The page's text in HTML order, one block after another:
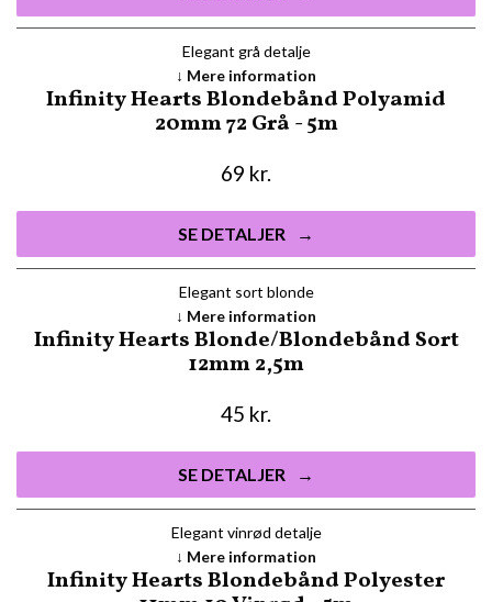
Elegant grå detalje
Infinity Hearts Blondebånd Polyamid
20mm 72 Grå - 5m
69 kr.
SE DETALJER
Mere information
Elegant sort blonde
Infinity Hearts Blonde/Blondebånd Sort
12mm 2,5m
45 kr.
SE DETALJER
Mere information
Elegant vinrød detalje
Infinity Hearts Blondebånd Polyester
Mere information